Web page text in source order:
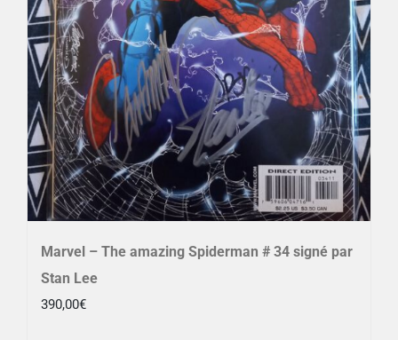
Marvel – The amazing Spiderman # 34 signé par
Stan Lee
390,00€